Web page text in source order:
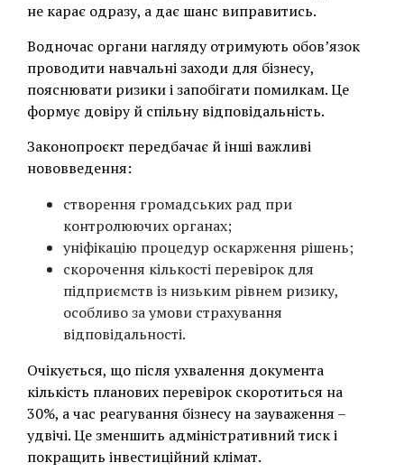
не карає одразу, а дає шанс виправитись.
Водночас органи нагляду отримують обов’язок
проводити навчальні заходи для бізнесу,
пояснювати ризики і запобігати помилкам. Це
формує довіру й спільну відповідальність.
Законопроєкт передбачає й інші важливі
нововведення:
створення громадських рад при
контролюючих органах;
уніфікацію процедур оскарження рішень;
скорочення кількості перевірок для
підприємств із низьким рівнем ризику,
особливо за умови страхування
відповідальності.
Очікується, що після ухвалення документа
кількість планових перевірок скоротиться на
30%, а час реагування бізнесу на зауваження –
удвічі. Це зменшить адміністративний тиск і
покращить інвестиційний клімат.